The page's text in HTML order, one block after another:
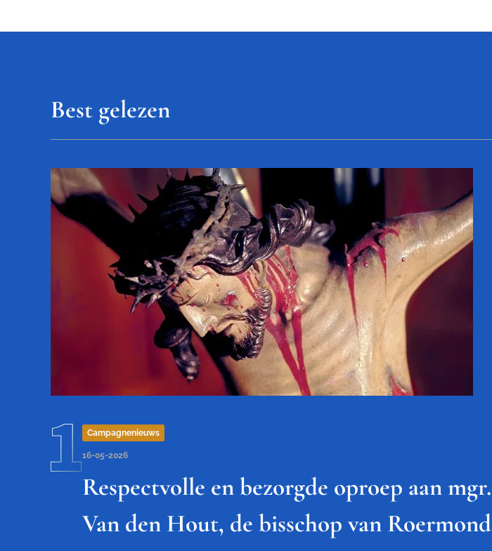
Best gelezen
Campagnenieuws
16-05-2026
Respectvolle en bezorgde oproep aan mgr.
Van den Hout, de bisschop van Roermond